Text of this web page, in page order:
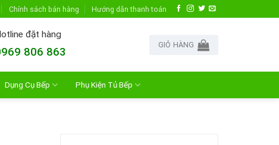
Chính sách bán hàng Hướng dẫn thanh toán
đặt hàng
806 863
GIỎ HÀNG
Dụng Cụ Bếp Phụ Kiện Tủ Bếp